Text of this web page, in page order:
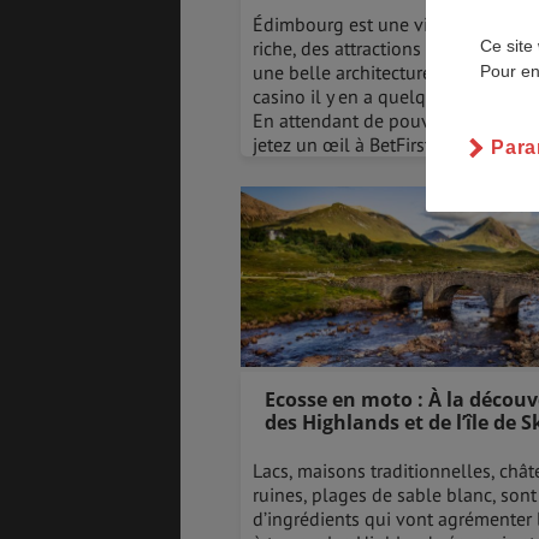
Édimbourg est une ville avec une
riche, des attractions de qualité
une belle architecture. Pour les
casino il y en a quelques-uns aussi
En attendant de pouvoir voyager à
jetez un œil à BetFirst sport.
Ecosse en moto : À la
des Highlands et de l’île de
Lacs, maisons traditionnelles,
ruines, plages de sable blanc,
d’ingrédients qui vont agrémenter
Ce site
Pour